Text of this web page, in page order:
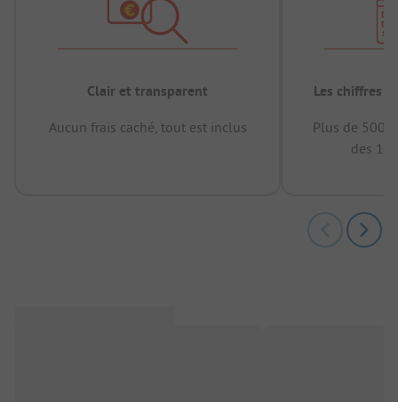
Clair et transparent
Aucun frais caché, tout est inclus
Les chiffres
Plus de
des 12